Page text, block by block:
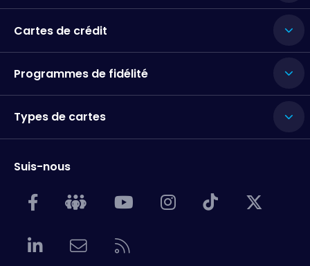
Cartes de crédit
Programmes de fidélité
Types de cartes
Suis-nous